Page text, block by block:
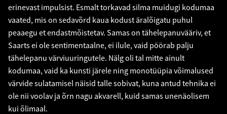
erinevast impulsist. Esmalt torkavad silma muidugi kodumaa
vaated, mis on sedavõrd kaua kodust äralõigatu puhul
peaaegu et endastmõistetav. Samas on tähelepanuvääriv, et
Saarts ei ole sentimentaalne, ei ilule, vaid pöörab palju
tähelepanu värviuuringutele. Nälg oli tal mitte ainult
kodumaa, vaid ka kunsti järele ning monotüüpia võimalused
värvide sulatamisel näisid talle sobivat, kuna antud tehnika ei
ole nii voolav ja õrn nagu akvarell, kuid samas unenäolisem
kui õlimaal.